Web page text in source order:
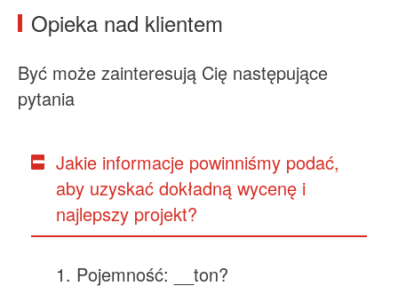
Opieka nad klientem
Być może zainteresują Cię następujące
pytania
Jakie informacje powinniśmy podać,
aby uzyskać dokładną wycenę i
najlepszy projekt?
Pojemność: __ton?